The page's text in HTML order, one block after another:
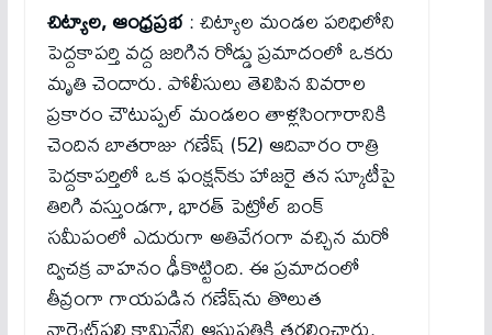
చిట్యాల, ఆంధ్రప్రభ: చిట్యాల మండల పరిధిలోని
పెద్దకాపర్తి వద్ద జరిగిన రోడ్డు ప్రమాదంలో ఒకరు
మృతి చెందారు. పోలీసులు తెలిపిన వివరాల
ప్రకారం చౌటుప్పల్ మండలం తాళ్లసింగారానికి
చెందిన బాతరాజు గణేష్ (52) ఆదివారం రాత్రి
పెద్దకాపర్తిలో ఒక ఫంక్షన్‌కు హాజరై తన స్కూటీపై
తిరిగి వస్తుండగా, భారత్ పెట్రోల్ బంక్
సమీపంలో ఎదురుగా అతివేగంగా వచ్చిన మరో
ద్విచక్ర వాహనం ఢీకొట్టింది. ​ఈ ప్రమాదంలో
తీవ్రంగా గాయపడిన గణేష్‌ను తొలుత